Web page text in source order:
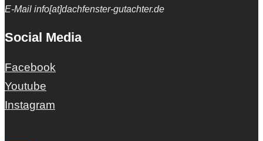
E-Mail info[at]dachfenster-gutachter.de
Social Media
Facebook
Youtube
Instagram